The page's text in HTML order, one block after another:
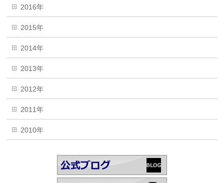
2016年
2015年
2014年
2013年
2012年
2011年
2010年